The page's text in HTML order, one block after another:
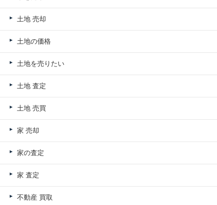
土地 売却
土地の価格
土地を売りたい
土地 査定
土地 売買
家 売却
家の査定
家 査定
不動産 買取